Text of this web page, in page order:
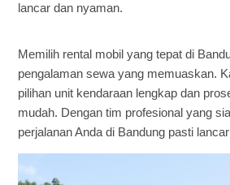
lancar dan nyaman.
Memilih rental mobil yang tepat di
pengalaman sewa yang memuaskan.
pilihan unit kendaraan lengkap dan
mudah. Dengan tim profesional yang
perjalanan Anda di Bandung pasti